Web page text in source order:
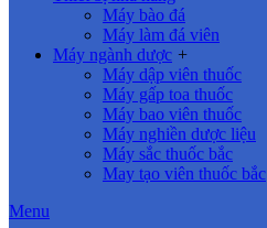
Máy bào đá
Máy làm đá viên
Máy ngành dược +
Máy dập viên thuốc
Máy gấp toa thuốc
Máy bao viên thuốc
Máy nghiền dược liệu
Máy sắc thuốc bắc
May tạo viên thuốc bắc
Menu